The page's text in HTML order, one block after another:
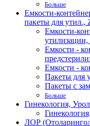
Больше
Емкости-
пакеты для утил.,
Емкости-
Емкости -
Емкости -
Пакеты для
Пакеты с
Больше
Гинекология,
ЛОР